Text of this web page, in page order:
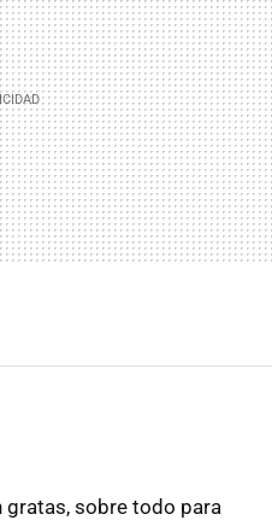
gratas, sobre todo para